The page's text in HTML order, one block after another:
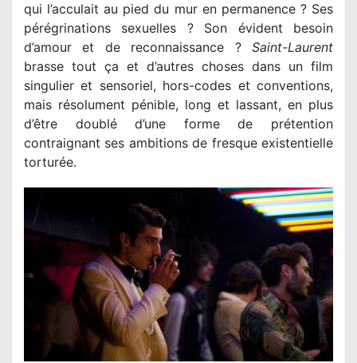
qui l’acculait au pied du mur en permanence ? Ses
pérégrinations sexuelles ? Son évident besoin
d’amour et de reconnaissance ? Saint-Laurent
brasse tout ça et d’autres choses dans un film
singulier et sensoriel, hors-codes et conventions,
mais résolument pénible, long et lassant, en plus
d’être doublé d’une forme de prétention
contraignant ses ambitions de fresque existentielle
torturée.